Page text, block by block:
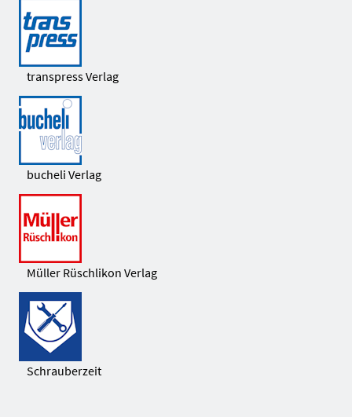
transpress Verlag
bucheli Verlag
Müller Rüschlikon Verlag
Schrauberzeit